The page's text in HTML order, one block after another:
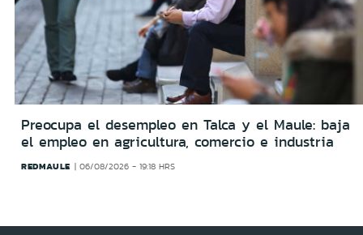
Preocupa el desempleo en Talca y el Maule: baja
el empleo en agricultura, comercio e industria
REDMAULE 06/08/2026 - 19:18 HRS